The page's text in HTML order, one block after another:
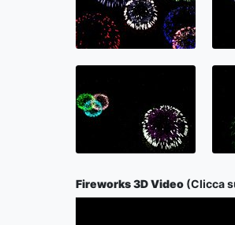
Fireworks 3D Video(Clicca